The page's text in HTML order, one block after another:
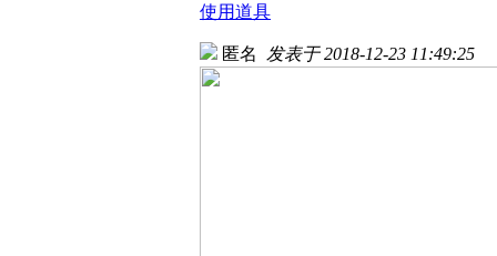
使用道具
匿名 发表于 2018-12-23 11:49:25